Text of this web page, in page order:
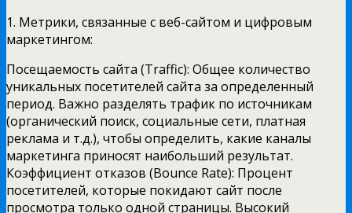
1. Метрики, связанные с веб-сайтом и цифровым
маркетингом:
Посещаемость сайта (Traffic): Общее количество
уникальных посетителей сайта за определенный
период. Важно разделять трафик по источникам
(органический поиск, социальные сети, платная
реклама и т.д.), чтобы определить, какие каналы
маркетинга приносят наибольший результат.
Коэффициент отказов (Bounce Rate): Процент
посетителей, которые покидают сайт после
просмотра только одной страницы. Высокий